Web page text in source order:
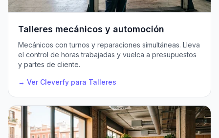
Talleres mecánicos y automoción
Mecánicos con turnos y reparaciones simultáneas. Lleva
el control de horas trabajadas y vuelca a presupuestos
y partes de cliente.
→ Ver Cleverfy para Talleres